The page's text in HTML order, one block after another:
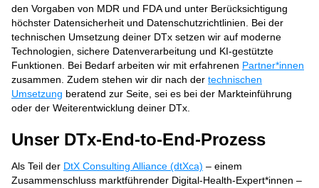
den Vorgaben von MDR und FDA und unter Berücksichtigung
höchster Datensicherheit und Datenschutzrichtlinien. Bei der
technischen Umsetzung deiner DTx setzen wir auf moderne
Technologien, sichere Datenverarbeitung und KI-gestützte
Funktionen. Bei Bedarf arbeiten wir mit erfahrenen Partner*innen
zusammen. Zudem stehen wir dir nach der technischen
Umsetzung beratend zur Seite, sei es bei der Markteinführung
oder der Weiterentwicklung deiner DTx.
Unser DTx-End-to-End-Prozess
Als Teil der DtX Consulting Alliance (dtXca) – einem
Zusammenschluss marktführender Digital-Health-Expert*innen –